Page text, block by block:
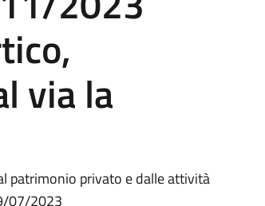
via la
patrimonio privato e dalle attività
07/2023